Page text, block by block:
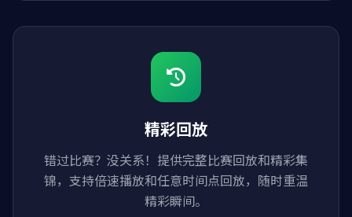
精彩回放
错过比赛？没关系！提供完整比赛回放和精彩集
锦，支持倍速播放和任意时间点回放，随时重温
精彩瞬间。